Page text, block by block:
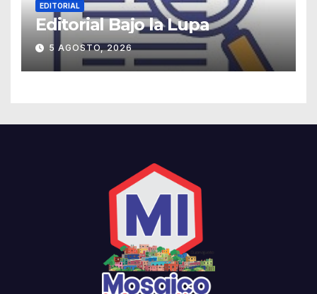
EDITORIAL
Editorial Bajo la Lupa
5 AGOSTO, 2026